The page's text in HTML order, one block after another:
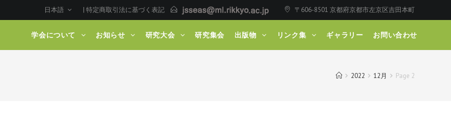
日本語 | 特定商取引法に基づく表記 〒606-8501 京都府京都市左京区吉田本町
学会について お知らせ 研究大会 研究集会 出版物 リンク集 ギャラリー お問い合わせ
2022 12月 Page 2